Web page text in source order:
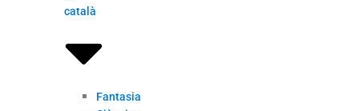
català
Fantasia